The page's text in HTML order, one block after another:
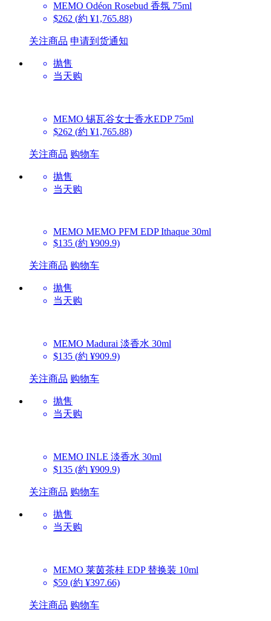
MEMO Odéon Rosebud 香氛 75ml
$262 (約 ¥1,765.88)
关注商品 申请到货通知
抛售
当天购
MEMO 锡瓦谷女士香水EDP 75ml
$262 (約 ¥1,765.88)
关注商品 购物车
抛售
当天购
MEMO MEMO PFM EDP Ithaque 30ml
$135 (約 ¥909.9)
关注商品 购物车
抛售
当天购
MEMO Madurai 淡香水 30ml
$135 (約 ¥909.9)
关注商品 购物车
抛售
当天购
MEMO INLE 淡香水 30ml
$135 (約 ¥909.9)
关注商品 购物车
抛售
当天购
MEMO 莱茵茶桂 EDP 替换装 10ml
$59 (約 ¥397.66)
关注商品 购物车